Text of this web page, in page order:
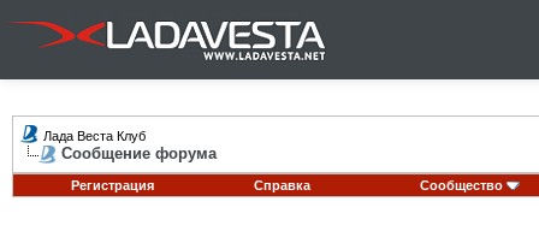
Лада Веста Клуб
Сообщение форума
Регистрация Справка Сообщество